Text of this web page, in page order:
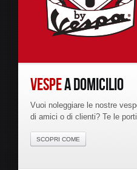
VESPEA DOMICILIO
Vuoi noleggiare le nostre
di amici o di clienti? Te le
SCOPRI COME